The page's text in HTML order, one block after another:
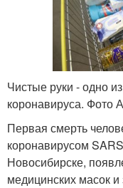
Чистые руки - одно
коронавируса. Фото
Первая смерть
коронавирусом
Новосибирске,
медицинских масок